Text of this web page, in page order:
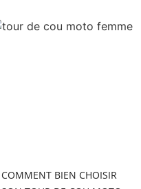
COMMENT BIEN CHOISIR